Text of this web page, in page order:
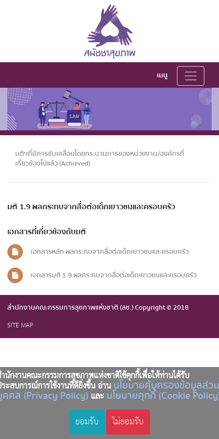
นักงานคณะกรรมการสุขภาพแห่งชาติใช้คุกกี้เพื่อให้ท่านได้รับ
ะสบการณ์การใช้งานที่ดียิ่งขึ้น อ่านนโยบายคุ้มครองข้อมูลส่วน
คล (Privacy Policy) และนโยบายคุกกี้ (Cookie
ยอมรับ ไม่ยอมรับ
เมนู
มติฯที่มีการขับเคลื่อนโดยกระบวนการของหน่วยงาน/องค์กรที่
เกี่ยวข้องไปแล้ว (Achieved)
มติ 1.9 ผลกระทบจากสื่อต่อเด็กเยาวชนและครอบครัว
เอกสารที่เกี่ยวข้องกับมติ
เอกสารหลัก ผลกระทบจากสื่อต่อเด็กเยาวชนและครอบครัว
เอกสารมติ 1.9 ผลกระทบจากสื่อต่อเด็กเยาวชนและครอบครัว
สำนักงานคณะกรรมการสุขภาพแห่งชาติ (สช.) Copyright © 2018
SITE MAP